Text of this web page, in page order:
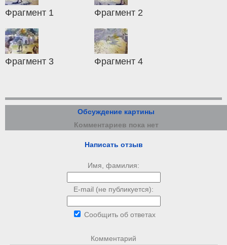
Фрагмент 1 Фрагмент 2
Фрагмент 3 Фрагмент 4
Обсуждение картины
Комментариев пока нет
Написать отзыв
Имя, фамилия:
E-mail (не публикуется):
Сообщить об ответах
Комментарий